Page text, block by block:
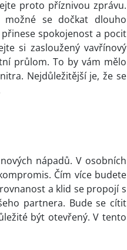
proto příznivou zprávu.
se dočkat dlouho
spokojenost a pocit
si zasloužený vavřínový
průlom. To by vám mělo
Nejdůležitější je, že se
nápadů. V osobních
Čím více budete
a klid se propojí s
partnera. Bude se cítit
být otevřený. V tento